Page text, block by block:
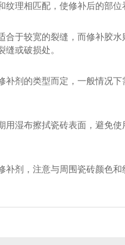
理相匹配，使修补后的部位
于较宽的裂缝，而修补胶
或破损处。
剂的类型而定，一般情况
湿布擦拭瓷砖表面，避免
剂，注意与周围瓷砖颜色